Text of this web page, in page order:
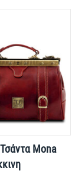
Τσάντα Mona